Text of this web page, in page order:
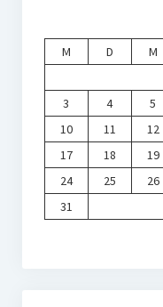
M
D M
3
4 5
10
11 12
17
18 19
24
25 26
31